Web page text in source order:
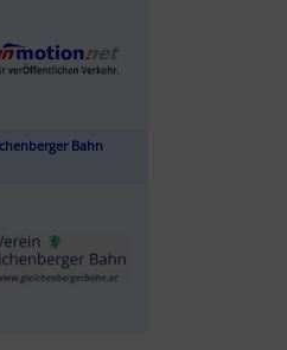
Bahn